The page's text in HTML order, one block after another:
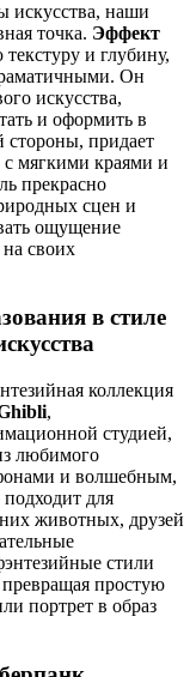
искусства, наши
точка. Эффект
текстуру и глубину,
Он
искусства,
и оформить в
стороны, придает
с мягкими краями и
прекрасно
сцен и
ощущение
на своих
в стиле
коллекция
,
студией,
любимого
и волшебным,
для
животных, друзей
стили
простую
портрет в образ